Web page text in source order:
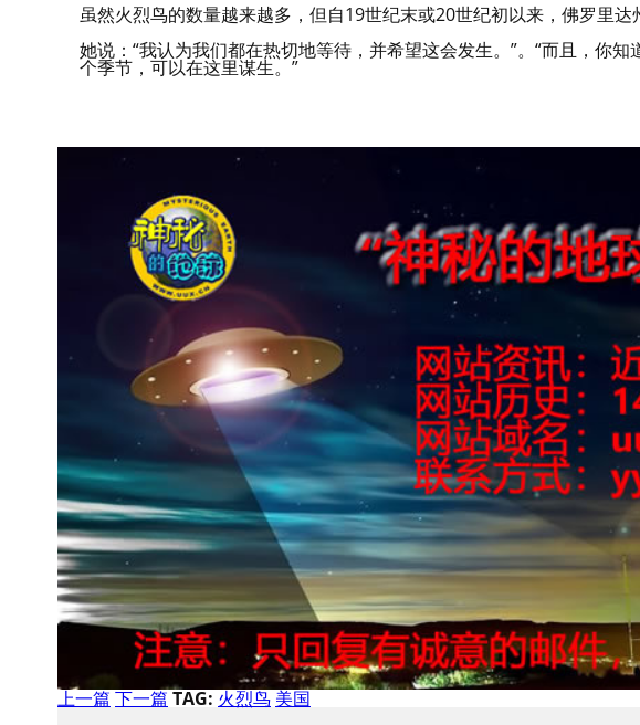
虽然火烈鸟的数量越来越多，但自19世纪末或20世纪初以来，佛罗里达
她说：“我认为我们都在热切地等待，并希望这会发生。”。“而且，你
个季节，可以在这里谋生。”
上一篇 下一篇 TAG: 火烈鸟 美国